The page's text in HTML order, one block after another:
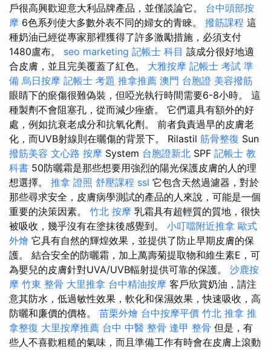
戶很高興歡迎意大利品牌產品，並僅談論它。 台中頭部按
摩 6色系列使大多數外表不同的婦女的青睞。 撥筋課程 這
種奶油已經從專家那裡獲得了許多激勵措施，必須支付
1480盧布。 seo marketing 記帳士 科目 該成分很好地適
合皮膚，並且完美覆蓋了紅色。 大雅按摩 記帳士 考試 準
備 烏日按摩 記帳士 考題 推拿推薦 澳門 台胞證 美容撥筋
眼睛下的瘀傷很難偽裝，但啞光執行時間需要6-8小時。 這
種製劑不會阻塞孔，從而減少痤瘡。 它們還具有額外的好
處，例如抗衰老成分和抗氧化劑。 前者負責過早的皮膚老
化，而UVB射線則在曬傷的背景下。 Rilastil 筋骨整復 Sun
撥筋美容 文心路 按摩 System 台胞證新北 SPF 記帳士 教
科書 50防曬霜是那些想要用強烈的陽光保護皮膚的人的理
想選擇。 推拿 證照 舒壓課程 ssl 它包含天然過濾器，對於
那些尋求安全，皮膚病學測試的產品的人來說，可能是一個
重要的決策因素。 竹北 按摩 乳霜具有超輕質的質地，很快
被吸收，幾乎沒有在塗抹後感覺到。 小叮噹附近推拿 歐式
外燴 它具有自然的輝煌效果，並提供了防止早期皮膚的保
護。 結合安全的防曬霜，加上萬壽菊提取物和維生素E，可
為嬰兒的皮膚針對UVA/UVB輻射提供可靠的保護。 沙鹿按
摩 竹東 整骨 大里推拿 台中精油按摩 客戶欣賞奶油，請注
意其防水，低過敏性效果，軟化和保濕效果，快速吸收，高
防曬和廉價的價格。 苗栗外燴 台中按摩平價 竹北 推拿 推
拿整復 大里按摩推薦 台中 中醫 整骨 逢甲 整骨 但是，有
些人不喜歡粗糙的氣味，而且準備工作有時會在皮膚上滾動